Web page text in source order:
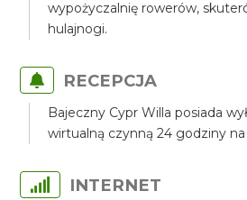
wypożyczalnię rowerów,
hulajnogi.
RECEPCJA
Bajeczny Cypr Willa posiada
wirtualną czynną 24 godziny na
INTERNET